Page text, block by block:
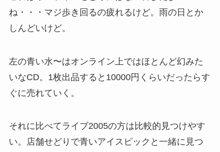
ね・・・マジ歩き回るの疲れるけど。雨の日とか
しんどいけど。
左の青い水〜はオンライン上ではほとんど幻みた
いなCD。1枚出品すると10000円くらいだったらす
ぐに売れていく。
それに比べてライブ2005の方は比較的見つけやす
い。店舗せどりで青いアイスピックと一緒に見つ